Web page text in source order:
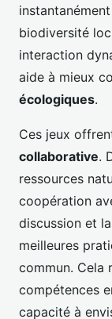
biodiversité
interaction
aide à mieux
écologiques.
Ces jeux
collaborative.
ressources
coopération
discussion et
meilleures
commun. Cela
compétences
capacité à